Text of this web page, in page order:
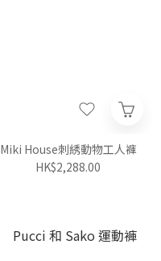
Miki House刺綉動物工人褲
HK$2,288.00